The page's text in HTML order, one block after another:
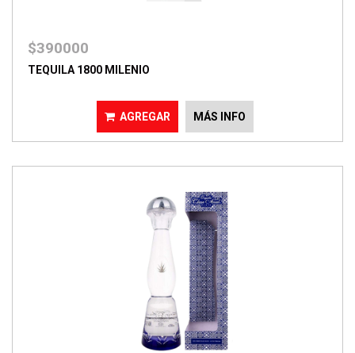
$390000
TEQUILA 1800 MILENIO
AGREGAR MÁS INFO